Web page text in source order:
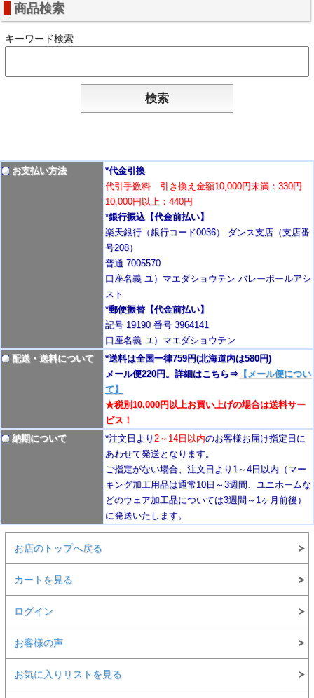
商品検索
キーワード検索
お支払い方法
*代金引換
代引手数料 引き換え金額10,000円未満：330円
10,000円以上：440円
*銀行振込【代金前払い】
楽天銀行（銀行コード0036） ダンス支店（支店番
号208）
普通 7005570
口座名義 ユ）マエダショウテン バレーボールアシ
スト
*郵便振替【代金前払い】
記号 19190 番号 3964141
口座名義 ユ）マエダショウテン
配送・送料について
*送料は全国一律759円(北海道内は580円)
メール便220円。詳細はこちら⇒ 【メール便につい
て】
★税別10,000円以上お買い上げの場合は送料サー
ビス！
納期について
*注文日より 2～14日以内のお客様お届け指定日に
あわせて発送となります。
ご指定がない場合、注文日より1～4日以内 （マー
キング加工用品は通常10日 ～3週間 、ユニホームな
どのウェア加工品については3週間～ 1ヶ月前後 ）
に発送いたします。
お店のトップへ戻る
カートを見る
ログイン
お客様の声
お気に入りリストを見る